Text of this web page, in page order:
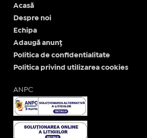
Acasă
Despre noi
Echipa
Adaugă anunț
Politica de confidentialitate
Politica privind utilizarea cookies
ANPC